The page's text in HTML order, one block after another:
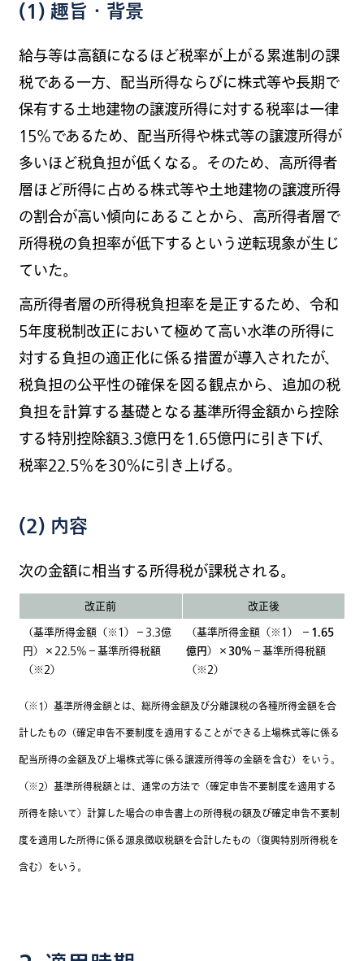
(1) 趣旨・背景
給与等は高額になるほど税率が上がる累進制の課
税である一方、配当所得ならびに株式等や長期で
保有する土地建物の譲渡所得に対する税率は一律
15%であるため、配当所得や株式等の譲渡所得が
多いほど税負担が低くなる。そのため、高所得者
層ほど所得に占める株式等や土地建物の譲渡所得
の割合が高い傾向にあることから、高所得者層で
所得税の負担率が低下するという逆転現象が生じ
ていた。
高所得者層の所得税負担率を是正するため、令和
5年度税制改正において極めて高い水準の所得に
対する負担の適正化に係る措置が導入されたが、
税負担の公平性の確保を図る観点から、追加の税
負担を計算する基礎となる基準所得金額から控除
する特別控除額3.3億円を1.65億円に引き下げ、
税率22.5％を30％に引き上げる。
(2) 内容
次の金額に相当する所得税が課税される。
改正前 改正後
（基準所得金額（※1）－3.3億
円）×22.5%－基準所得税額
（※2）
（基準所得金額（※1） － 1.65
億円 ）× 30% －基準所得税額
（※2）
（※1）基準所得金額とは、総所得金額及び分離課税の各種所得金額を合
計したもの（確定申告不要制度を適用することができる上場株式等に係る
配当所得の金額及び上場株式等に係る譲渡所得等の金額を含む）をいう。
（※2）基準所得税額とは、通常の方法で（確定申告不要制度を適用する
所得を除いて）計算した場合の申告書上の所得税の額及び確定申告不要制
度を適用した所得に係る源泉徴収税額を合計したもの（復興特別所得税を
含む）をいう。